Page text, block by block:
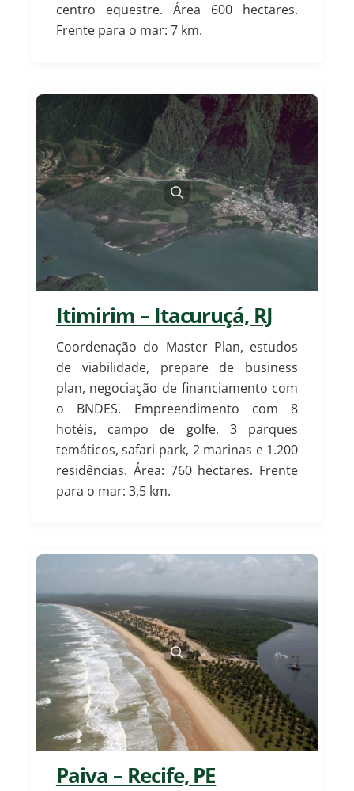
centro equestre. Área 600 hectares.
Frente para o mar: 7 km.
Itimirim – Itacuruçá, RJ
Coordenação do Master Plan, estudos
de viabilidade, prepare de business
plan, negociação de financiamento com
o BNDES. Empreendimento com 8
hotéis, campo de golfe, 3 parques
temáticos, safari park, 2 marinas e 1.200
residências. Área: 760 hectares. Frente
para o mar: 3,5 km.
Paiva – Recife, PE